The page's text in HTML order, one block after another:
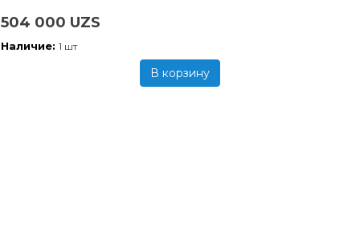
504 000 UZS
Наличие: 1 шт
В корзину